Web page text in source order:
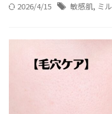
2026/4/15 敏感肌, ミ